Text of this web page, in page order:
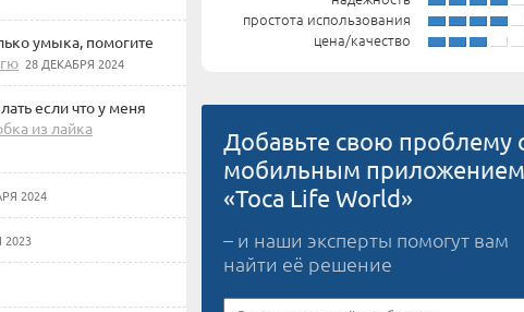
умыка, помогите
28 ДЕКАБРЯ 2024
если что у меня
из лайка
2024
простота использования
цена/качество
Добавьте свою проблему
мобильным приложением
«Toca Life World»
– и наши эксперты помогут вам
найти её решение